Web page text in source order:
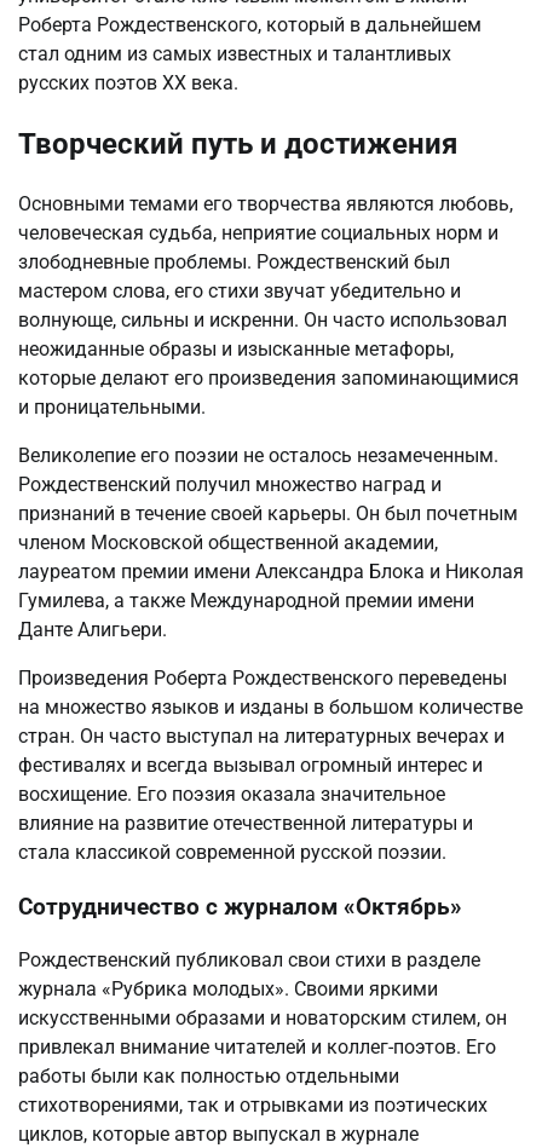
Роберта Рождественского, который в дальнейшем
стал одним из самых известных и талантливых
русских поэтов XX века.
Творческий путь и достижения
Основными темами его творчества являются любовь,
человеческая судьба, неприятие социальных норм и
злободневные проблемы. Рождественский был
мастером слова, его стихи звучат убедительно и
волнующе, сильны и искренни. Он часто использовал
неожиданные образы и изысканные метафоры,
которые делают его произведения запоминающимися
и проницательными.
Великолепие его поэзии не осталось незамеченным.
Рождественский получил множество наград и
признаний в течение своей карьеры. Он был почетным
членом Московской общественной академии,
лауреатом премии имени Александра Блока и Николая
Гумилева, а также Международной премии имени
Данте Алигьери.
Произведения Роберта Рождественского переведены
на множество языков и изданы в большом количестве
стран. Он часто выступал на литературных вечерах и
фестивалях и всегда вызывал огромный интерес и
восхищение. Его поэзия оказала значительное
влияние на развитие отечественной литературы и
стала классикой современной русской поэзии.
Сотрудничество с журналом «Октябрь»
Рождественский публиковал свои стихи в разделе
журнала «Рубрика молодых». Своими яркими
искусственными образами и новаторским стилем, он
привлекал внимание читателей и коллег-поэтов. Его
работы были как полностью отдельными
стихотворениями, так и отрывками из поэтических
циклов, которые автор выпускал в журнале